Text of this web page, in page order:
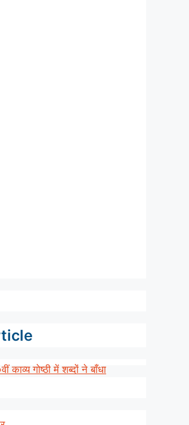
काव्य गोष्ठी में शब्दों ने बाँधा